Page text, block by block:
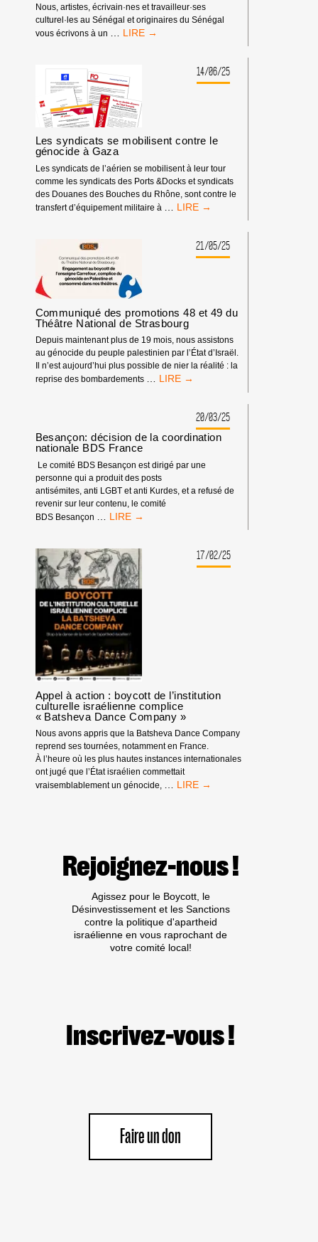
Nous, artistes, écrivain·nes et travailleur·ses
culturel·les au Sénégal et originaires du Sénégal
vous écrivons à un
LETTRE
SILENCE
PENDANT
UN
GÉNOCIDE
SIGNIFIE
LA
14/06/25
Les syndicats se mobilisent contre le
génocide à Gaza
Les syndicats de l’aérien se mobilisent à leur tour
comme les syndicats des Ports &Docks et syndicats
des Douanes des Bouches du Rhône, sont contre le
transfert d’équipement militaire à
LES
MOBILISENT
CONTRE
GAZA
21/05/25
Communiqué des promotions 48 et 49 du
Théâtre National de Strasbourg
Depuis maintenant plus de 19 mois, nous assistons
au génocide du peuple palestinien par l’État d’Israël.
Il n’est aujourd’hui plus possible de nier la réalité : la
reprise des bombardements
COMMUNIQUÉ
49
THÉÂTRE
NATIONAL
DE
STRASBOURG
20/03/25
Besançon: décision de la coordination
nationale BDS France
Le comité BDS Besançon est dirigé par une
personne qui a produit des posts
antisémites, anti LGBT et anti Kurdes, et a refusé de
revenir sur leur contenu, le comité
BDS Besançon
BESANÇON:
LA
COORDINATION
NATIONALE
BDS
FRANCE
17/02/25
Appel à action : boycott de l’institution
culturelle israélienne complice
« Batsheva Dance Company »
Nous avons appris que la Batsheva Dance Company
reprend ses tournées, notamment en France.
À l’heure où les plus hautes instances internationales
ont jugé que l’État israélien commettait
vraisemblablement un génocide,
… APPEL
L’INSTITUTION
CULTURELLE
COMPLICE
« BATSHEVA
DANCE
COMPANY »
Rejoignez-nous !
Agissez pour le Boycott, le
Désinvestissement et les Sanctions
contre la politique d'apartheid
israélienne en vous raprochant de
votre comité local!
Inscrivez-vous !
Faire un don